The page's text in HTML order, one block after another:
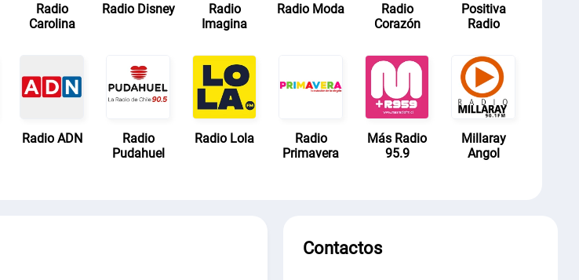
Radio
Carolina
Radio Disney
Radio
Imagina
Radio Moda
Radio
Corazón
Positiva
Radio
Radio ADN
Radio
Pudahuel
Radio Lola
Radio
Primavera
Más Radio
95.9
Millaray
Angol
Contactos